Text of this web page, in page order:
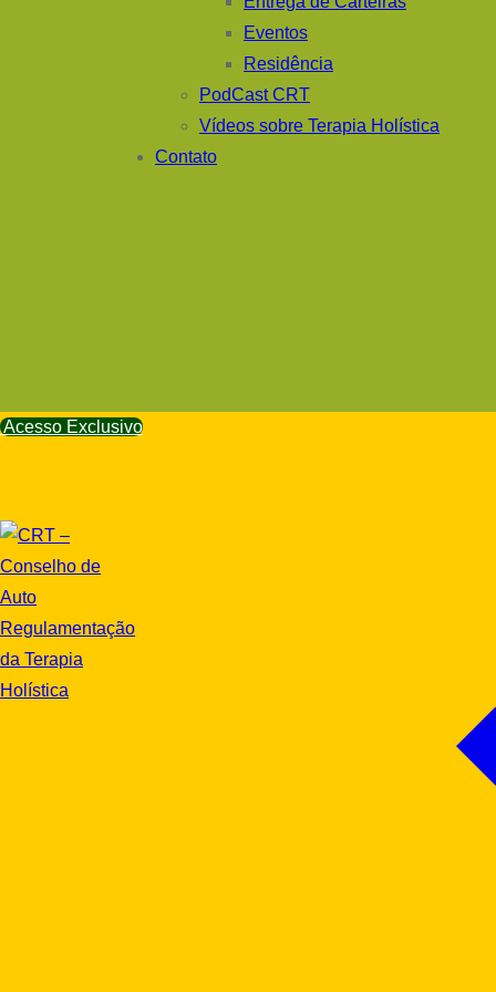
Eventos
Residência
PodCast CRT
Vídeos sobre Terapia Holística
Contato
Acesso Exclusivo